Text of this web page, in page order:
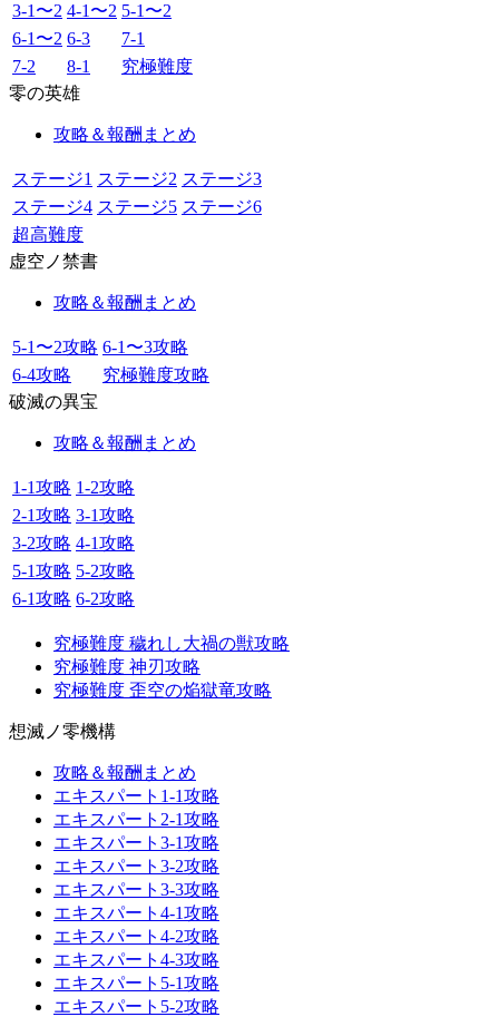
3-1〜2 4-1〜2 5-1〜2
6-1〜2 6-3
7-1
7-2
8-1
究極難度
零の英雄
攻略＆報酬まとめ
ステージ1 ステージ2 ステージ3
ステージ4 ステージ5 ステージ6
超高難度
虚空ノ禁書
攻略＆報酬まとめ
5-1〜2攻略 6-1〜3攻略
6-4攻略
究極難度攻略
破滅の異宝
攻略＆報酬まとめ
1-1攻略 1-2攻略
2-1攻略 3-1攻略
3-2攻略 4-1攻略
5-1攻略 5-2攻略
6-1攻略 6-2攻略
究極難度 穢れし大禍の獣攻略
究極難度 神刃攻略
究極難度 歪空の焔獄竜攻略
想滅ノ零機構
攻略＆報酬まとめ
エキスパート1-1攻略
エキスパート2-1攻略
エキスパート3-1攻略
エキスパート3-2攻略
エキスパート3-3攻略
エキスパート4-1攻略
エキスパート4-2攻略
エキスパート4-3攻略
エキスパート5-1攻略
エキスパート5-2攻略